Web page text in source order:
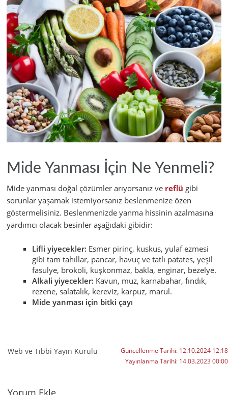
Mide Yanması İçin Ne Yenmeli?
Mide yanması doğal çözümler arıyorsanız ve reflü gibi
sorunlar yaşamak istemiyorsanız beslenmenize özen
göstermelisiniz. Beslenmenizde yanma hissinin azalmasına
yardımcı olacak besinler aşağıdaki gibidir:
Lifli yiyecekler: Esmer pirinç, kuskus, yulaf ezmesi
gibi tam tahıllar, pancar, havuç ve tatlı patates, yeşil
fasulye, brokoli, kuşkonmaz, bakla, enginar, bezelye.
Alkali yiyecekler: Kavun, muz, karnabahar, fındık,
rezene, salatalık, kereviz, karpuz, marul.
Mide yanması için bitki çayı
Web ve Tıbbi Yayın Kurulu Güncellenme Tarihi: 12.10.2024 12:18
Yayınlanma Tarihi: 14.03.2023 00:00
Yorumlar
Yorum Ekle